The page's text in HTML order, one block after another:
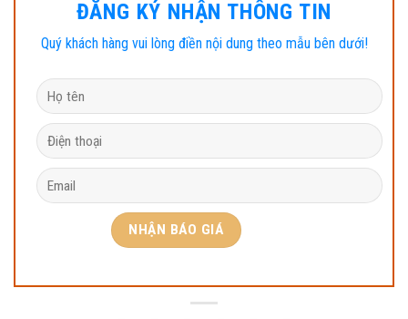
ĐĂNG KÝ NHẬN THÔNG TIN
Quý khách hàng vui lòng điền nội dung theo mẫu bên dưới!